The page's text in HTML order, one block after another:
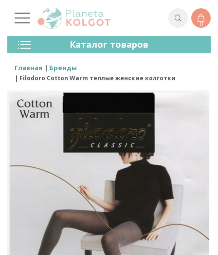
0
Каталог товаров
Колготки
Чулки
Лосины (леггинсы)
Спортивная Одежда
Для Мужчин
Главная Бренды
Filodoro Cotton Warm теплые женские колготки